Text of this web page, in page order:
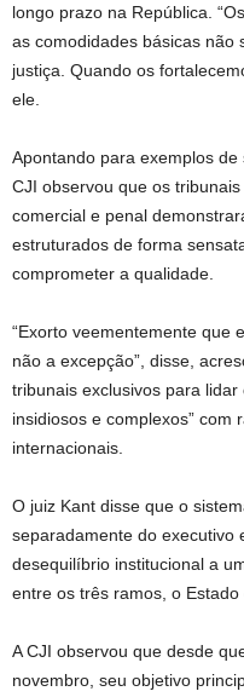
longo prazo na República.
as comodidades básicas não
justiça. Quando os
ele.
Apontando para exemplos
CJI observou que os
comercial e penal
estruturados de forma
comprometer a qualidade.
“Exorto veementemente que
não a excepção”, disse,
tribunais exclusivos para
insidiosos e complexos” com
internacionais.
O juiz Kant disse que o
separadamente do executivo
desequilíbrio institucional a
entre os três ramos, o Estado
A CJI observou que desde
novembro, seu objetivo